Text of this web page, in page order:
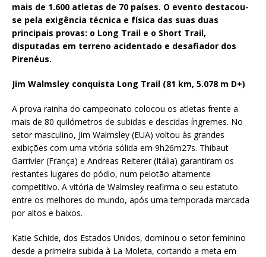
mais de 1.600 atletas de 70 países. O evento destacou-
se pela exigência técnica e física das suas duas
principais provas: o Long Trail e o Short Trail,
disputadas em terreno acidentado e desafiador dos
Pirenéus.
Jim Walmsley conquista Long Trail (81 km, 5.078 m D+)
A prova rainha do campeonato colocou os atletas frente a
mais de 80 quilómetros de subidas e descidas íngremes. No
setor masculino, Jim Walmsley (EUA) voltou às grandes
exibições com uma vitória sólida em 9h26m27s. Thibaut
Garrivier (França) e Andreas Reiterer (Itália) garantiram os
restantes lugares do pódio, num pelotão altamente
competitivo. A vitória de Walmsley reafirma o seu estatuto
entre os melhores do mundo, após uma temporada marcada
por altos e baixos.
Katie Schide, dos Estados Unidos, dominou o setor feminino
desde a primeira subida à La Moleta, cortando a meta em